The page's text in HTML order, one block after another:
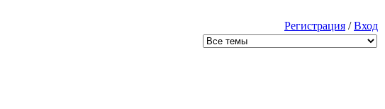
Регистрация /Вход